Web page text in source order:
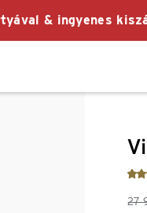
& ingyenes
27